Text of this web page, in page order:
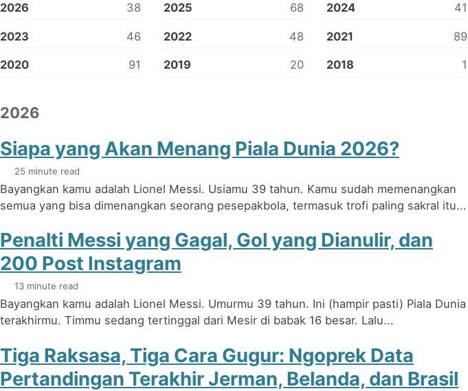
2026 38 2025 68 2024 41
2023 46 2022 48 2021 89
2020 91 2019 20 2018 1
2026
Siapa yang Akan Menang Piala Dunia 2026?
25 minute read
Bayangkan kamu adalah Lionel Messi. Usiamu 39 tahun. Kamu sudah memenangkan
semua yang bisa dimenangkan seorang pesepakbola, termasuk trofi paling sakral itu...
Penalti Messi yang Gagal, Gol yang Dianulir, dan
200 Post Instagram
13 minute read
Bayangkan kamu adalah Lionel Messi. Umurmu 39 tahun. Ini (hampir pasti) Piala Dunia
terakhirmu. Timmu sedang tertinggal dari Mesir di babak 16 besar. Lalu...
Tiga Raksasa, Tiga Cara Gugur: Ngoprek Data
Pertandingan Terakhir Jerman, Belanda, dan Brasil